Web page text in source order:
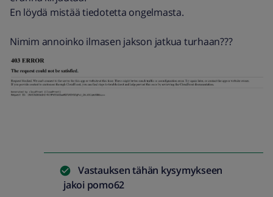
En löydä mistää tiedotetta ongelmasta.
Nimim annoinko ilmasen jakson jatkua turhaan???
Vastauksen tähän kysymykseen
jakoi pomo62